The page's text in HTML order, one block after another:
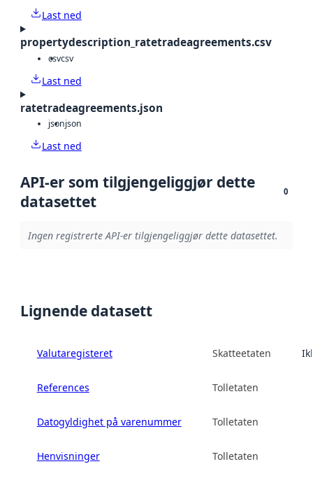
Last ned
propertydescription_ratetradeagreements.csv
csvcsv
Last ned
ratetradeagreements.json
jsonjson
Last ned
API-er som tilgjengeliggjør dette
datasettet
0
Ingen registrerte API-er tilgjengeliggjør dette datasettet.
Lignende datasett
Valutaregisteret Skatteetaten
References Tolletaten
Datogyldighet på varenummer Tolletaten
Henvisninger Tolletaten